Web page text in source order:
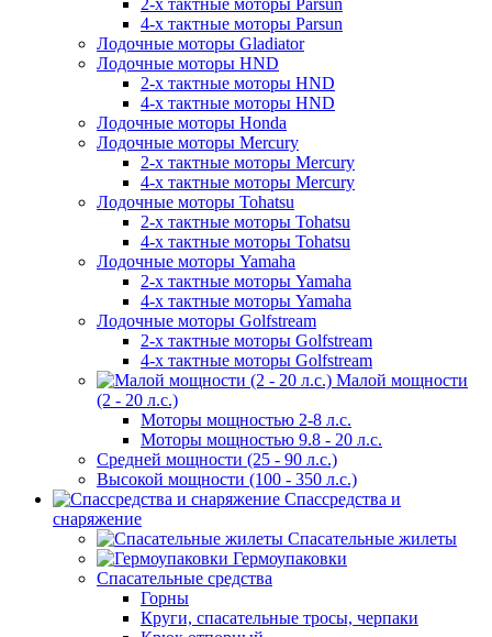
2-х тактные моторы Parsun
4-х тактные моторы Parsun
Лодочные моторы Gladiator
Лодочные моторы HND
2-х тактные моторы HND
4-х тактные моторы HND
Лодочные моторы Honda
Лодочные моторы Mercury
2-х тактные моторы Mercury
4-х тактные моторы Mercury
Лодочные моторы Tohatsu
2-х тактные моторы Tohatsu
4-х тактные моторы Tohatsu
Лодочные моторы Yamaha
2-х тактные моторы Yamaha
4-х тактные моторы Yamaha
Лодочные моторы Golfstream
2-х тактные моторы Golfstream
4-х тактные моторы Golfstream
Малой мощности
(2 - 20 л.с.)
Моторы мощностью 2-8 л.с.
Моторы мощностью 9.8 - 20 л.с.
Средней мощности (25 - 90 л.с.)
Высокой мощности (100 - 350 л.с.)
Спассредства и
снаряжение
Спасательные жилеты
Гермоупаковки
Спасательные средства
Горны
Круги, спасательные тросы, черпаки